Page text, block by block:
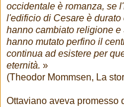
occidentale è romanza, se
l'edificio di Cesare è
hanno cambiato religione
hanno mutato perfino il
continua ad esistere per
eternità. »
(Theodor Mommsen, La
Ottaviano aveva promesso